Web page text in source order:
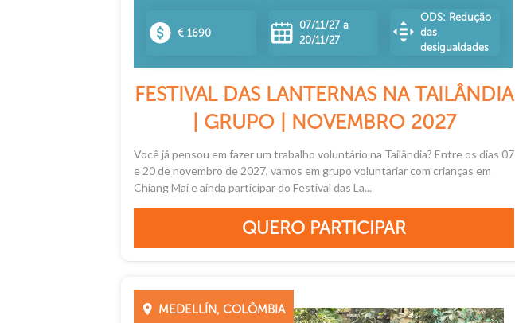
€ 1690
07/11/27 a
20/11/27
ODS: Redução
das
desigualdades
FESTIVAL DAS LANTERNAS NA TAILÂNDIA
| GRUPO | NOVEMBRO 2027
Você já pensou em fazer um trabalho voluntário na Tailândia? Entre os dias 07
e 20 de novembro de 2027, vamos em grupo voluntariar com crianças em
Chiang Mai e ainda participar do Festival das La...
QUERO PARTICIPAR
MEDELLÍN, COLÔMBIA